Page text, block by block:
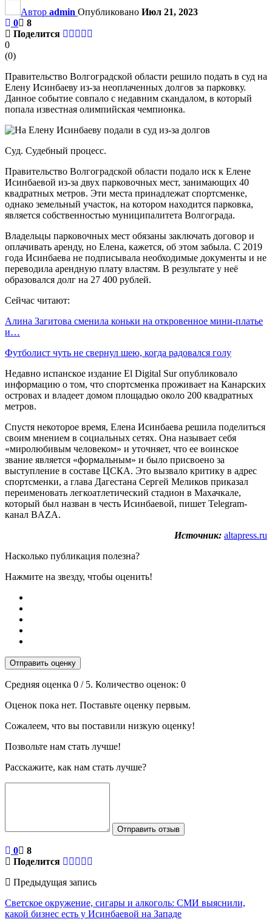
Автор admin Опубликовано Июл 21, 2023
0
8
Поделится
0
(0)
Правительство Волгоградской области решило подать в суд на
Елену Исинбаеву из-за неоплаченных долгов за парковку.
Данное событие совпало с недавним скандалом, в который
попала известная олимпийская чемпионка.
Суд. Судебный процесс.
Правительство Волгоградской области подало иск к Елене
Исинбаевой из-за двух парковочных мест, занимающих 40
квадратных метров. Эти места принадлежат спортсменке,
однако земельный участок, на котором находится парковка,
является собственностью муниципалитета Волгограда.
Владельцы парковочных мест обязаны заключать договор и
оплачивать аренду, но Елена, кажется, об этом забыла. С 2019
года Исинбаева не подписывала необходимые документы и не
переводила арендную плату властям. В результате у неё
образовался долг на 27 400 рублей.
Сейчас читают:
Алина Загитова сменила коньки на откровенное мини-платье
и…
Футболист чуть не свернул шею, когда радовался голу
Недавно испанское издание El Digital Sur опубликовало
информацию о том, что спортсменка проживает на Канарских
островах и владеет домом площадью около 200 квадратных
метров.
Спустя некоторое время, Елена Исинбаева решила поделиться
своим мнением в социальных сетях. Она называет себя
«миролюбивым человеком» и уточняет, что ее воинское
звание является «формальным» и было присвоено за
выступление в составе ЦСКА. Это вызвало критику в адрес
спортсменки, а глава Дагестана Сергей Меликов приказал
переименовать легкоатлетический стадион в Махачкале,
который был назван в честь Исинбаевой, пишет Telegram-
канал BAZA.
Источник: altapress.ru
Насколько публикация полезна?
Нажмите на звезду, чтобы оценить!
Отправить оценку
Средняя оценка 0 / 5. Количество оценок: 0
Оценок пока нет. Поставьте оценку первым.
Сожалеем, что вы поставили низкую оценку!
Позвольте нам стать лучше!
Расскажите, как нам стать лучше?
Отправить отзыв
0
8
Поделится
Предыдущая запись
Светское окружение, сигары и алкоголь: СМИ выяснили,
какой бизнес есть у Исинбаевой на Западе